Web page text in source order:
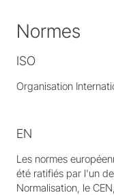
Normes
ISO
Organisation
EN
Les normes
été ratifiés par l'un
Normalisation, le